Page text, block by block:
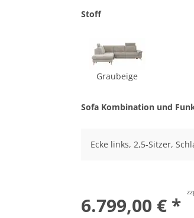
Stoff
Graubeige
Sofa Kombination und
Ecke links, 2,5-Sitzer,
6.799,00 € *